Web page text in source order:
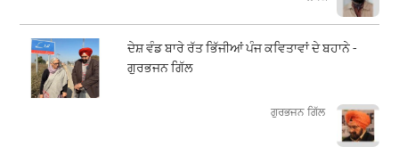
ਦੇਸ਼ ਵੰਡ ਬਾਰੇ ਰੱਤ ਭਿੱਜੀਆਂ ਪੰਜ ਕਵਿਤਾਵਾਂ ਦੇ ਬਹਾਨੇ -
ਗੁਰਭਜਨ ਗਿੱਲ
​​​​​​​ਗੁਰਭਜਨ ਗਿੱਲ